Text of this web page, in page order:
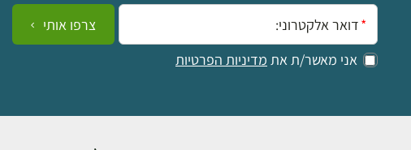
אימייל:
אני מאשר/ת את מדיניות הפרטיות
צרפו אותי